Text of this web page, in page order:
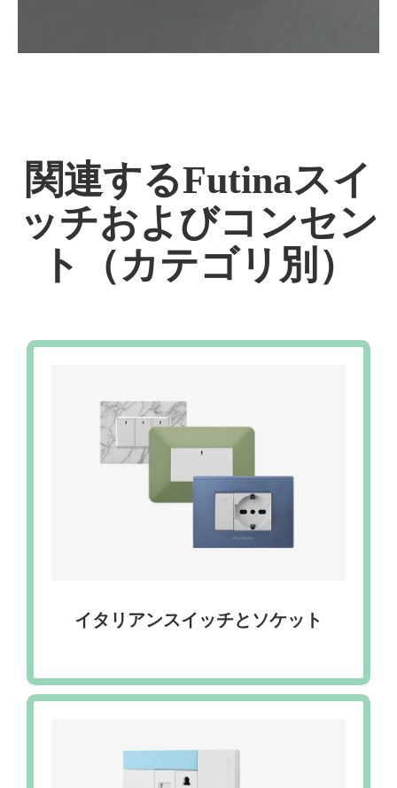
関連するFutinaスイ
ッチおよびコンセン
ト（カテゴリ別）
イタリアンスイッチとソケット